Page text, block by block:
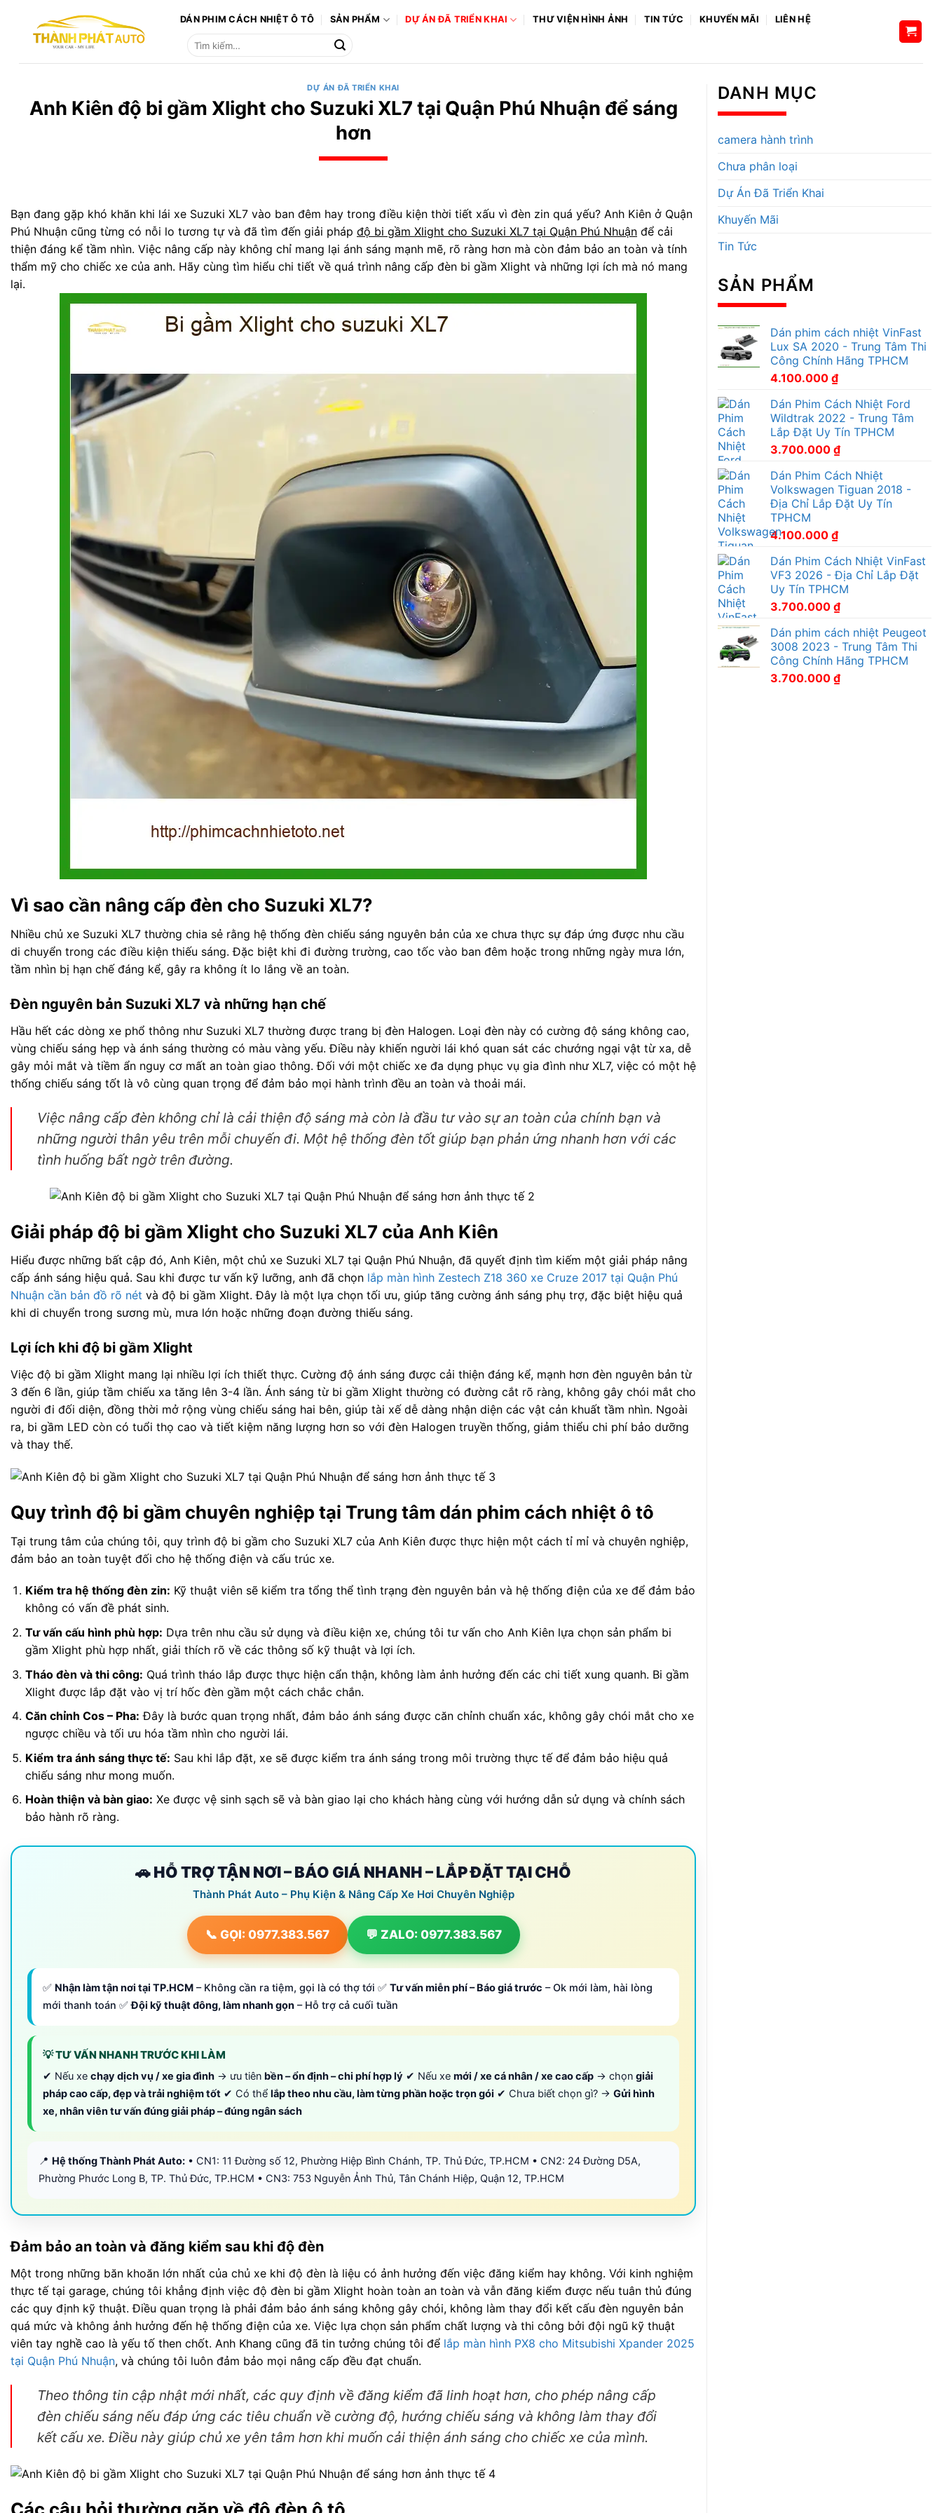
dung
DÁN PHIM CÁCH NHIỆT Ô TÔ SẢN PHẨM DỰ ÁN ĐÃ TRIỂN KHAI THƯ VIỆN HÌNH ẢNH TIN TỨC KHUYẾN MÃI
LIÊN HỆ
Tìm
DỰ ÁN ĐÃ TRIỂN KHAI
Anh Kiên độ bi gầm Xlight cho Suzuki XL7 tại Quận Phú Nhuận để sáng
hơn
Bạn đang gặp khó khăn khi lái xe Suzuki XL7 vào ban đêm hay trong điều kiện thời tiết xấu vì đèn zin quá yếu? Anh Kiên ở Quận
Phú Nhuận cũng từng có nỗi lo tương tự và đã tìm đến giải pháp độ bi gầm Xlight cho Suzuki XL7 tại Quận Phú Nhuận để cải
thiện đáng kể tầm nhìn. Việc nâng cấp này không chỉ mang lại ánh sáng mạnh mẽ, rõ ràng hơn mà còn đảm bảo an toàn và tính
thẩm mỹ cho chiếc xe của anh. Hãy cùng tìm hiểu chi tiết về quá trình nâng cấp đèn bi gầm Xlight và những lợi ích mà nó mang
lại.
Vì sao cần nâng cấp đèn cho Suzuki XL7?
Nhiều chủ xe Suzuki XL7 thường chia sẻ rằng hệ thống đèn chiếu sáng nguyên bản của xe chưa thực sự đáp ứng được nhu cầu
di chuyển trong các điều kiện thiếu sáng. Đặc biệt khi đi đường trường, cao tốc vào ban đêm hoặc trong những ngày mưa lớn,
tầm nhìn bị hạn chế đáng kể, gây ra không ít lo lắng về an toàn.
Đèn nguyên bản Suzuki XL7 và những hạn chế
Hầu hết các dòng xe phổ thông như Suzuki XL7 thường được trang bị đèn Halogen. Loại đèn này có cường độ sáng không cao,
vùng chiếu sáng hẹp và ánh sáng thường có màu vàng yếu. Điều này khiến người lái khó quan sát các chướng ngại vật từ xa, dễ
gây mỏi mắt và tiềm ẩn nguy cơ mất an toàn giao thông. Đối với một chiếc xe đa dụng phục vụ gia đình như XL7, việc có một hệ
thống chiếu sáng tốt là vô cùng quan trọng để đảm bảo mọi hành trình đều an toàn và thoải mái.
Việc nâng cấp đèn không chỉ là cải thiện độ sáng mà còn là đầu tư vào sự an toàn của chính bạn và
những người thân yêu trên mỗi chuyến đi. Một hệ thống đèn tốt giúp bạn phản ứng nhanh hơn với các
tình huống bất ngờ trên đường.
Giải pháp độ bi gầm Xlight cho Suzuki XL7 của Anh Kiên
Hiểu được những bất cập đó, Anh Kiên, một chủ xe Suzuki XL7 tại Quận Phú Nhuận, đã quyết định tìm kiếm một giải pháp nâng
cấp ánh sáng hiệu quả. Sau khi được tư vấn kỹ lưỡng, anh đã chọn lắp màn hình Zestech Z18 360 xe Cruze 2017 tại Quận Phú
Nhuận cần bản đồ rõ nét và độ bi gầm Xlight. Đây là một lựa chọn tối ưu, giúp tăng cường ánh sáng phụ trợ, đặc biệt hiệu quả
khi di chuyển trong sương mù, mưa lớn hoặc những đoạn đường thiếu sáng.
Lợi ích khi độ bi gầm Xlight
Việc độ bi gầm Xlight mang lại nhiều lợi ích thiết thực. Cường độ ánh sáng được cải thiện đáng kể, mạnh hơn đèn nguyên bản từ
3 đến 6 lần, giúp tầm chiếu xa tăng lên 3-4 lần. Ánh sáng từ bi gầm Xlight thường có đường cắt rõ ràng, không gây chói mắt cho
người đi đối diện, đồng thời mở rộng vùng chiếu sáng hai bên, giúp tài xế dễ dàng nhận diện các vật cản khuất tầm nhìn. Ngoài
ra, bi gầm LED còn có tuổi thọ cao và tiết kiệm năng lượng hơn so với đèn Halogen truyền thống, giảm thiểu chi phí bảo dưỡng
và thay thế.
Quy trình độ bi gầm chuyên nghiệp tại Trung tâm dán phim cách nhiệt ô tô
Tại trung tâm của chúng tôi, quy trình độ bi gầm cho Suzuki XL7 của Anh Kiên được thực hiện một cách tỉ mỉ và chuyên nghiệp,
đảm bảo an toàn tuyệt đối cho hệ thống điện và cấu trúc xe.
Kiểm tra hệ thống đèn zin: Kỹ thuật viên sẽ kiểm tra tổng thể tình trạng đèn nguyên bản và hệ thống điện của xe để đảm bảo
không có vấn đề phát sinh.
Tư vấn cấu hình phù hợp: Dựa trên nhu cầu sử dụng và điều kiện xe, chúng tôi tư vấn cho Anh Kiên lựa chọn sản phẩm bi
gầm Xlight phù hợp nhất, giải thích rõ về các thông số kỹ thuật và lợi ích.
Tháo đèn và thi công: Quá trình tháo lắp được thực hiện cẩn thận, không làm ảnh hưởng đến các chi tiết xung quanh. Bi gầm
Xlight được lắp đặt vào vị trí hốc đèn gầm một cách chắc chắn.
Căn chỉnh Cos – Pha: Đây là bước quan trọng nhất, đảm bảo ánh sáng được căn chỉnh chuẩn xác, không gây chói mắt cho xe
ngược chiều và tối ưu hóa tầm nhìn cho người lái.
Kiểm tra ánh sáng thực tế: Sau khi lắp đặt, xe sẽ được kiểm tra ánh sáng trong môi trường thực tế để đảm bảo hiệu quả
chiếu sáng như mong muốn.
Hoàn thiện và bàn giao: Xe được vệ sinh sạch sẽ và bàn giao lại cho khách hàng cùng với hướng dẫn sử dụng và chính sách
bảo hành rõ ràng.
🚗 HỖ TRỢ TẬN NƠI – BÁO GIÁ NHANH – LẮP ĐẶT TẠI CHỖ
Thành Phát Auto – Phụ Kiện & Nâng Cấp Xe Hơi Chuyên Nghiệp
📞 GỌI: 0977.383.567 💬 ZALO: 0977.383.567
✅ Nhận làm tận nơi tại TP.HCM – Không cần ra tiệm, gọi là có thợ tới ✅ Tư vấn miễn phí – Báo giá trước – Ok mới làm, hài lòng
mới thanh toán ✅Đội kỹ thuật đông, làm nhanh gọn – Hỗ trợ cả cuối tuần
💡 TƯ VẤN NHANH TRƯỚC KHI LÀM
✔ Nếu xe chạy dịch vụ / xe gia đình → ưu tiên bền – ổn định – chi phí hợp lý ✔ Nếu xe mới / xe cá nhân / xe cao cấp → chọn giải
pháp cao cấp, đẹp và trải nghiệm tốt ✔ Có thể lắp theo nhu cầu, làm từng phần hoặc trọn gói ✔ Chưa biết chọn gì? → Gửi hình
xe, nhân viên tư vấn đúng giải pháp – đúng ngân sách
📍 Hệ thống Thành Phát Auto: • CN1: 11 Đường số 12, Phường Hiệp Bình Chánh, TP. Thủ Đức, TP.HCM • CN2: 24 Đường D5A,
Phường Phước Long B, TP. Thủ Đức, TP.HCM • CN3: 753 Nguyễn Ảnh Thủ, Tân Chánh Hiệp, Quận 12, TP.HCM
Đảm bảo an toàn và đăng kiểm sau khi độ đèn
Một trong những băn khoăn lớn nhất của chủ xe khi độ đèn là liệu có ảnh hưởng đến việc đăng kiểm hay không. Với kinh nghiệm
thực tế tại garage, chúng tôi khẳng định việc độ đèn bi gầm Xlight hoàn toàn an toàn và vẫn đăng kiểm được nếu tuân thủ đúng
các quy định kỹ thuật. Điều quan trọng là phải đảm bảo ánh sáng không gây chói, không làm thay đổi kết cấu đèn nguyên bản
quá mức và không ảnh hưởng đến hệ thống điện của xe. Việc lựa chọn sản phẩm chất lượng và thi công bởi đội ngũ kỹ thuật
viên tay nghề cao là yếu tố then chốt. Anh Khang cũng đã tin tưởng chúng tôi để lắp màn hình PX8 cho Mitsubishi Xpander 2025
tại Quận Phú Nhuận, và chúng tôi luôn đảm bảo mọi nâng cấp đều đạt chuẩn.
Theo thông tin cập nhật mới nhất, các quy định về đăng kiểm đã linh hoạt hơn, cho phép nâng cấp
đèn chiếu sáng nếu đáp ứng các tiêu chuẩn về cường độ, hướng chiếu sáng và không làm thay đổi
kết cấu xe. Điều này giúp chủ xe yên tâm hơn khi muốn cải thiện ánh sáng cho chiếc xe của mình.
DANH MỤC
camera hành trình
Chưa phân loại
Dự Án Đã Triển Khai
Khuyến Mãi
Tin Tức
SẢN PHẨM
Dán phim cách nhiệt VinFast
Lux SA 2020 - Trung Tâm Thi
Công Chính Hãng TPHCM
4.100.000 ₫
Dán Phim Cách Nhiệt Ford
Wildtrak 2022 - Trung Tâm
Lắp Đặt Uy Tín TPHCM
3.700.000 ₫
Dán Phim Cách Nhiệt
Volkswagen Tiguan 2018 -
Địa Chỉ Lắp Đặt Uy Tín
TPHCM
4.100.000 ₫
Dán Phim Cách Nhiệt VinFast
VF3 2026 - Địa Chỉ Lắp Đặt
Uy Tín TPHCM
3.700.000 ₫
Dán phim cách nhiệt Peugeot
3008 2023 - Trung Tâm Thi
Công Chính Hãng TPHCM
3.700.000 ₫